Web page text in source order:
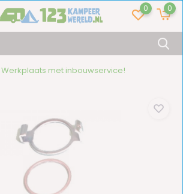
0 0
Werkplaats met inbouwservice!